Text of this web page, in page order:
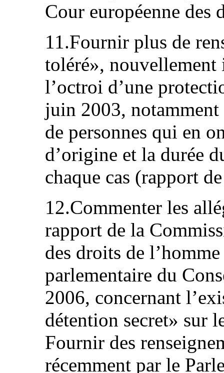
Cour européenne des
11.Fournir plus de
toléré»,
l’octroi d’une
juin 2003, notamment
de personnes qui en
d’origine et la durée
chaque cas (rapport
12.Commenter les
rapport de la
des droits de
parlementaire du
2006, concernant
détention secret» sur
Fournir des
récemment par le